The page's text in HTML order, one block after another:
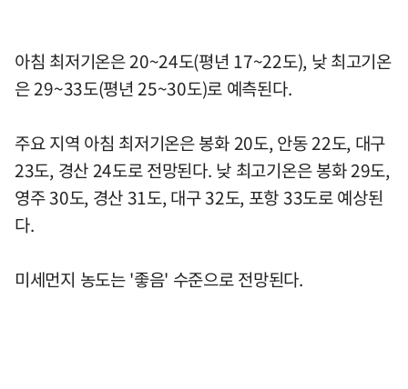
아침 최저기온은 20~24도(평년 17~22도), 낮 최고기온
은 29~33도(평년 25~30도)로 예측된다.
주요 지역 아침 최저기온은 봉화 20도, 안동 22도, 대구
23도, 경산 24도로 전망된다. 낮 최고기온은 봉화 29도,
영주 30도, 경산 31도, 대구 32도, 포항 33도로 예상된
다.
미세먼지 농도는 '좋음' 수준으로 전망된다.